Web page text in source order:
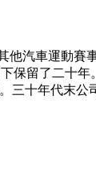
他汽車運動賽
保留了二十年
三十年代末公